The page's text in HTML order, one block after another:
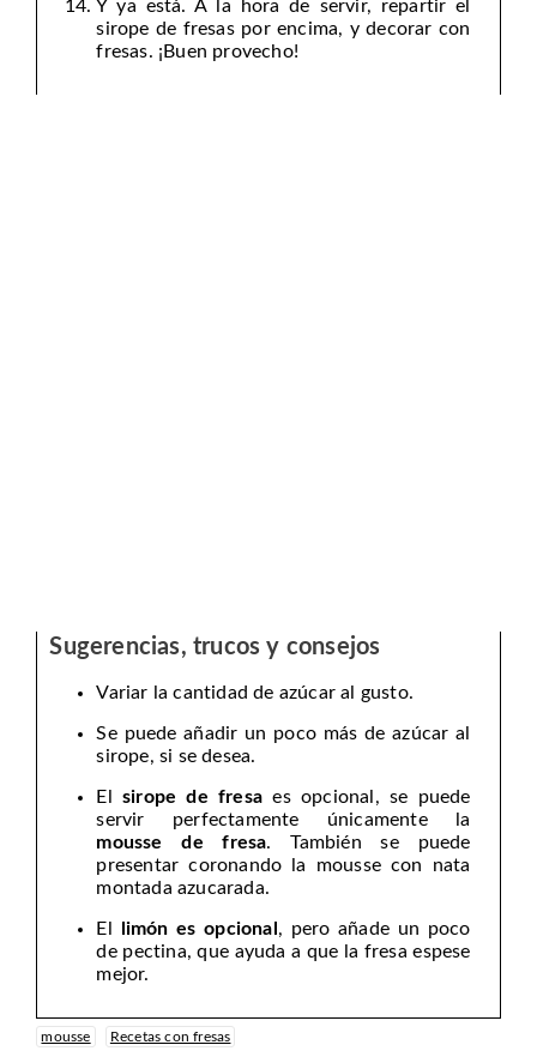
Y ya está. A la hora de servir, repartir el
sirope de fresas por encima, y decorar con
fresas. ¡Buen provecho!
Sugerencias, trucos y consejos
Variar la cantidad de azúcar al gusto.
Se puede añadir un poco más de azúcar al
sirope, si se desea.
Elsirope de fresa es opcional, se puede
servir perfectamente únicamente la
mousse de fresa. También se puede
presentar coronando la mousse con nata
montada azucarada.
El limón es opcional , pero añade un poco
de pectina, que ayuda a que la fresa espese
mejor.
mousse Recetas con fresas